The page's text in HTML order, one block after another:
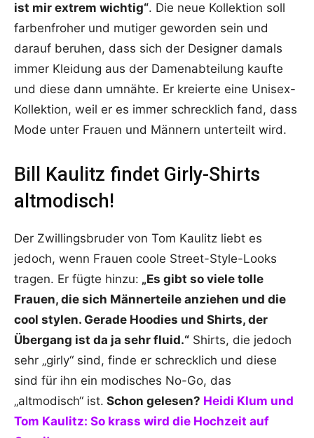
ist mir extrem wichtig“. Die neue Kollektion soll
farbenfroher und mutiger geworden sein und
darauf beruhen, dass sich der Designer damals
immer Kleidung aus der Damenabteilung kaufte
und diese dann umnähte. Er kreierte eine Unisex-
Kollektion, weil er es immer schrecklich fand, dass
Mode unter Frauen und Männern unterteilt wird.
Bill Kaulitz findet Girly-Shirts
altmodisch!
Der Zwillingsbruder von Tom Kaulitz liebt es
jedoch, wenn Frauen coole Street-Style-Looks
tragen. Er fügte hinzu: „Es gibt so viele tolle
Frauen, die sich Männerteile anziehen und die
cool stylen. Gerade Hoodies und Shirts, der
Übergang ist da ja sehr fluid.“ Shirts, die jedoch
sehr „girly“ sind, finde er schrecklich und diese
sind für ihn ein modisches No-Go, das
„altmodisch“ ist. Schon gelesen? Heidi Klum und
Tom Kaulitz: So krass wird die Hochzeit auf